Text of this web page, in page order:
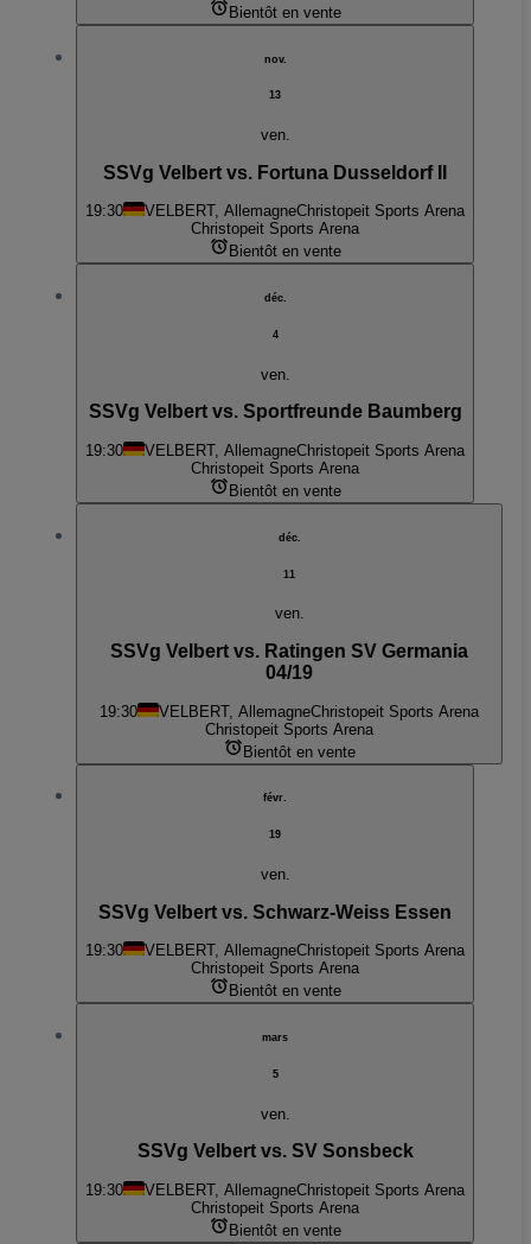
Bientôt en vente
nov.
13
ven.
SSVg Velbert vs. Fortuna Dusseldorf II
19:30 VELBERT, AllemagneChristopeit Sports Arena
Christopeit Sports Arena
Bientôt en vente
déc.
4
ven.
SSVg Velbert vs. Sportfreunde Baumberg
19:30 VELBERT, AllemagneChristopeit Sports Arena
Christopeit Sports Arena
Bientôt en vente
déc.
11
ven.
SSVg Velbert vs. Ratingen SV Germania
04/19
19:30 VELBERT, AllemagneChristopeit Sports Arena
Christopeit Sports Arena
Bientôt en vente
févr.
19
ven.
SSVg Velbert vs. Schwarz-Weiss Essen
19:30 VELBERT, AllemagneChristopeit Sports Arena
Christopeit Sports Arena
Bientôt en vente
mars
5
ven.
SSVg Velbert vs. SV Sonsbeck
19:30 VELBERT, AllemagneChristopeit Sports Arena
Christopeit Sports Arena
Bientôt en vente